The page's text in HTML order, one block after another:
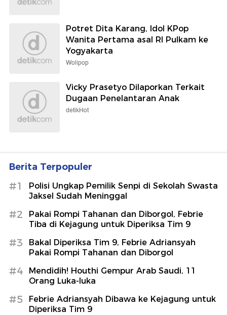
Potret Dita Karang, Idol KPop
Wanita Pertama asal RI Pulkam ke
Yogyakarta
Wolipop
Vicky Prasetyo Dilaporkan Terkait
Dugaan Penelantaran Anak
detikHot
Berita Terpopuler
#1
Polisi Ungkap Pemilik Senpi di Sekolah Swasta
Jaksel Sudah Meninggal
#2
Pakai Rompi Tahanan dan Diborgol, Febrie
Tiba di Kejagung untuk Diperiksa Tim 9
#3
Bakal Diperiksa Tim 9, Febrie Adriansyah
Pakai Rompi Tahanan dan Diborgol
#4
Mendidih! Houthi Gempur Arab Saudi, 11
Orang Luka-luka
#5
Febrie Adriansyah Dibawa ke Kejagung untuk
Diperiksa Tim 9